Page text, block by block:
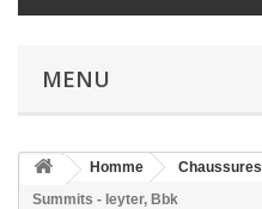
MENU
Homme Chaussures
Summits - leyter, Bbk